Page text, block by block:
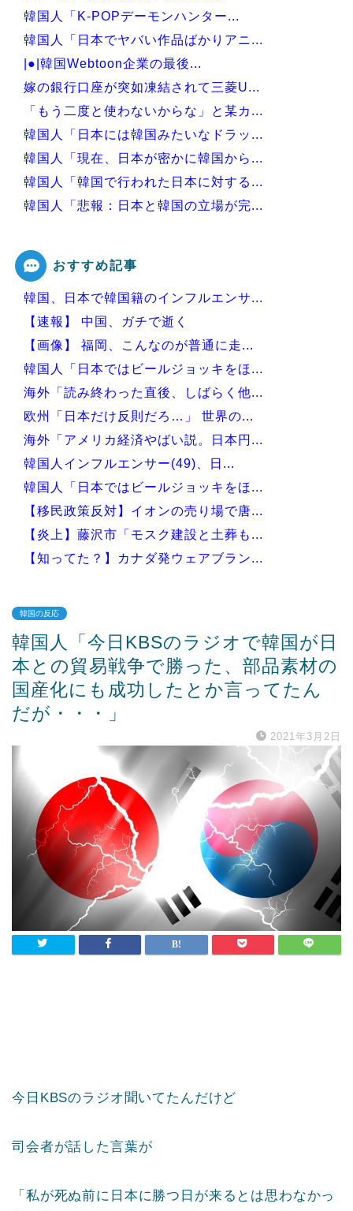
韓国人「K-POPデーモンハンター...
韓国人「日本でヤバい作品ばかりアニ...
|●|韓国Webtoon企業の最後...
嫁の銀行口座が突如凍結されて三菱U...
「もう二度と使わないからな」と某カ...
韓国人「日本には韓国みたいなドラッ...
韓国人「現在、日本が密かに韓国から...
韓国人「韓国で行われた日本に対する...
韓国人「悲報：日本と韓国の立場が完...
Powered by livedoor 相互RSS
おすすめ記事
韓国、日本で韓国籍のインフルエンサ...
【速報】 中国、ガチで逝く
【画像】 福岡、こんなのが普通に走...
韓国人「日本ではビールジョッキをほ...
海外「読み終わった直後、しばらく他...
欧州「日本だけ反則だろ…」 世界の...
海外「アメリカ経済やばい説。日本円...
韓国人インフルエンサー(49)、日...
韓国人「日本ではビールジョッキをほ...
【移民政策反対】イオンの売り場で唐...
【炎上】藤沢市「モスク建設と土葬も...
【知ってた？】カナダ発ウェアブラン...
Powered by livedoor 相互RSS
韓国の反応
韓国人「今日KBSのラジオで韓国が日
本との貿易戦争で勝った、部品素材の
国産化にも成功したとか言ってたん
だが・・・」
2021年3月2日
今日KBSのラジオ聞いてたんだけど
司会者が話した言葉が
「私が死ぬ前に日本に勝つ日が来るとは思わなかっ